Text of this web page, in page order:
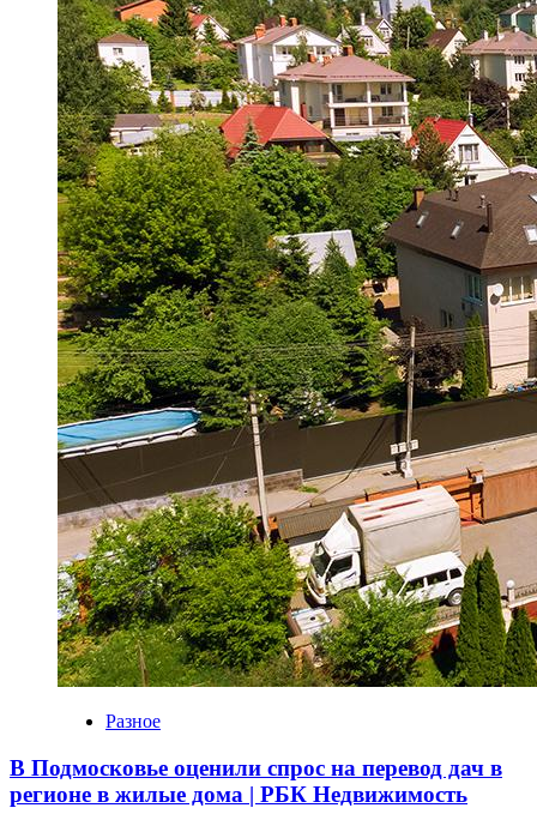
Разное
В Подмосковье оценили спрос на перевод дач в
регионе в жилые дома | РБК Недвижимость